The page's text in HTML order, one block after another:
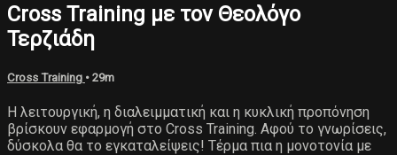
Cross Training με τον Θεολόγο
Τερζιάδη
Cross Training • 29m
Η λειτουργική, η διαλειμματική και η κυκλική προπόνηση
βρίσκουν εφαρμογή στο Cross Training. Αφού το γνωρίσεις,
δύσκολα θα το εγκαταλείψεις! Τέρμα πια η μονοτονία με